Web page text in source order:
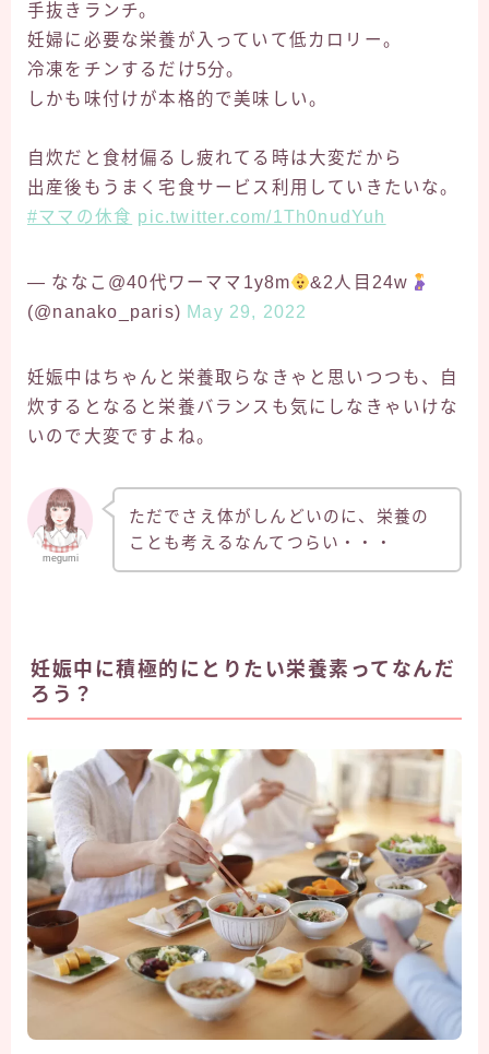
手抜きランチ。
妊婦に必要な栄養が入っていて低カロリー。
冷凍をチンするだけ5分。
しかも味付けが本格的で美味しい。
自炊だと食材偏るし疲れてる時は大変だから
出産後もうまく宅食サービス利用していきたいな。
#ママの休食 pic.twitter.com/1Th0nudYuh
— ななこ@40代ワーママ1y8m
&2人目24w
(@nanako_paris) May 29, 2022
妊娠中はちゃんと栄養取らなきゃと思いつつも、自
炊するとなると栄養バランスも気にしなきゃいけな
いので大変ですよね。
megumi
ただでさえ体がしんどいのに、栄養の
ことも考えるなんてつらい・・・
妊娠中に積極的にとりたい栄養素ってなんだ
ろう？